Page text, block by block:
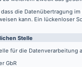
die Datenübertragung
kann. Ein lückenloser
Stelle
für die Datenverarbeitung
GbR